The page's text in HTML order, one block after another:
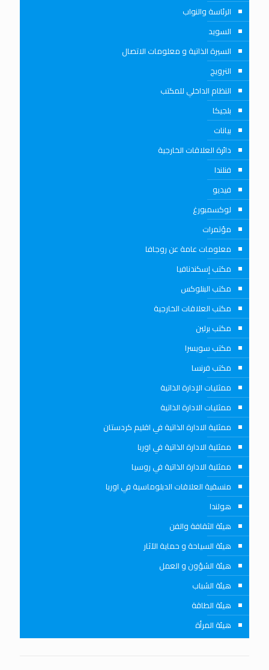
الرئاسة والنواب
السويد
السيرة الذاتية و معلومات الاتصال
النرويج
النظام الداخلي للمكتب
بلجيكا
بيانات
دائرة العلاقات الخارجية
فنلندا
فيديو
لوكسمبورغ
مؤتمرات
معلومات عامة عن روجافا
مكتب إسكندنافيا
مكتب البنلوكس
مكتب العلاقات الخارجية
مكتب برلين
مكتب سويسرا
مكتب فرنسا
ممثليات الإدارة الذاتية
ممثليات الادارة الذاتية
ممثلية الادارة الذاتية في اقليم كردستان
ممثلية الادارة الذاتية في اوربا
ممثلية الادارة الذاتية في روسيا
منسقية العلاقات الدبلوماسية في اوربا
هولندا
هيئة الثقافة والفن
هيئة السياحة و حماية الآثار
هيئة الشؤون و العمل
هيئة الشباب
هيئة الطاقة
هيئة المرأة